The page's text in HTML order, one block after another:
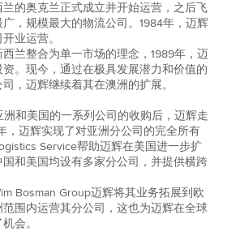
兰的奥克兰正式成立并开始运营，之后飞
，规模最大的物流公司。1984年，迈辉
业运营。
兰整合为单一市场的理念，1989年，迈
。现今，通过在极具发展潜力和价值的
，迈辉继续着其在澳洲的扩展。
洲和美国的一系列公司的收购后，迈辉走
，迈辉实现了对亚洲分公司的完全所有
Service帮助迈辉在美国进一步扩
和美国均设有多家分公司，并提供横跨
Bosman Group迈辉将其业务拓展到欧
围内运营其分公司，这也为迈辉在全球
会。